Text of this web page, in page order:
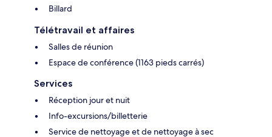
Billard
Télétravail et affaires
Salles de réunion
Espace de conférence (1163 pieds carrés)
Services
Réception jour et nuit
Info-excursions/billetterie
Service de nettoyage et de nettoyage à sec